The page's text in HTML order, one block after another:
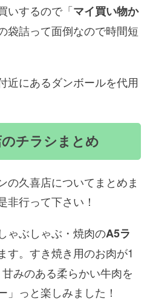
いするので「マイ買い物か
袋詰って面倒なので時間短
近にあるダンボールを代用
チラシまとめ
の久喜店についてまとめま
非行って下さい！
ゃぶしゃぶ・焼肉のA5ラ
す。すき焼き用のお肉が1
みのある柔らかい牛肉を
」っと楽しみました！